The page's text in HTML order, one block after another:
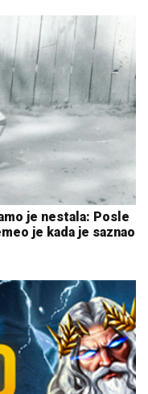
je nestala: Posle
je kada je saznao